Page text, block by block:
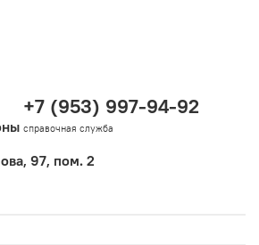
+7 (953) 997-94-92
справочная служба
97, пом. 2